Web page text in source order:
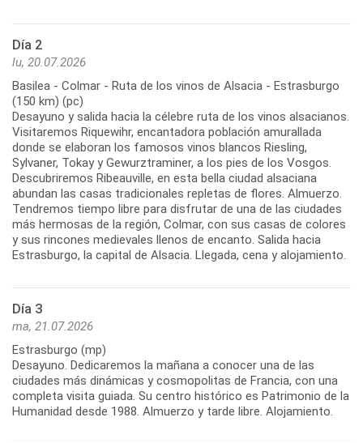
Día 2
lu, 20.07.2026
Basilea - Colmar - Ruta de los vinos de Alsacia - Estrasburgo
(150 km) (pc)
Desayuno y salida hacia la célebre ruta de los vinos alsacianos.
Visitaremos Riquewihr, encantadora población amurallada
donde se elaboran los famosos vinos blancos Riesling,
Sylvaner, Tokay y Gewurztraminer, a los pies de los Vosgos.
Descubriremos Ribeauville, en esta bella ciudad alsaciana
abundan las casas tradicionales repletas de flores. Almuerzo.
Tendremos tiempo libre para disfrutar de una de las ciudades
más hermosas de la región, Colmar, con sus casas de colores
y sus rincones medievales llenos de encanto. Salida hacia
Día 3
ma, 21.07.2026
Estrasburgo (mp)
Desayuno. Dedicaremos la mañana a conocer una de las
ciudades más dinámicas y cosmopolitas de Francia, con una
completa visita guiada. Su centro histórico es Patrimonio de la